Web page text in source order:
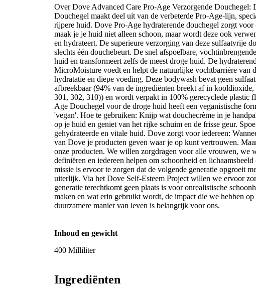
Over Dove Advanced Care Pro-Age Verzorgende Douchegel:
Douchegel maakt deel uit van de verbeterde Pro-Age-lijn,
rijpere huid. Dove Pro-Age hydraterende douchegel zorgt
maak je je huid niet alleen schoon, maar wordt deze ook
en hydrateert. De superieure verzorging van deze sulfaatvrije
slechts één douchebeurt. De snel afspoelbare,
huid en transformeert zelfs de meest droge huid. De
MicroMoisture voedt en helpt de natuurlijke vochtbarrière van
hydratatie en diepe voeding. Deze bodywash bevat geen
afbreekbaar (94% van de ingrediënten breekt af in
301, 302, 310)) en wordt verpakt in 100% gerecyclede plastic
Age Douchegel voor de droge huid heeft een veganistische
'vegan'. Hoe te gebruiken: Knijp wat douchecrème in je
op je huid en geniet van het rijke schuim en de frisse geur.
gehydrateerde en vitale huid. Dove zorgt voor iedereen:
van Dove je producten geven waar je op kunt vertrouwen.
onze producten. We willen zorgdragen voor alle vrouwen, we
definiëren en iedereen helpen om schoonheid en
missie is ervoor te zorgen dat de volgende generatie opgroeit
uiterlijk. Via het Dove Self-Esteem Project willen we ervoor
generatie terechtkomt geen plaats is voor onrealistische
maken en wat erin gebruikt wordt, de impact die we hebben op
duurzamere manier van leven is belangrijk voor ons.
Inhoud en gewicht
400 Milliliter
Ingrediënten